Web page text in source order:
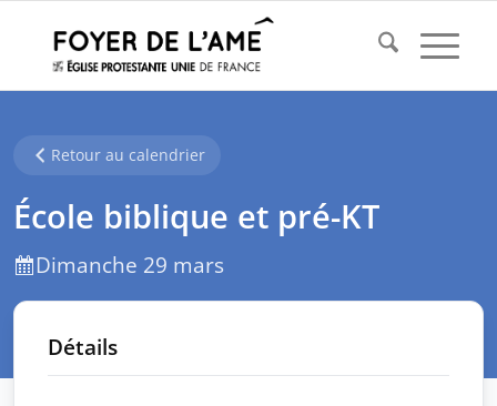
Retour au calendrier
École biblique et pré-KT
Dimanche 29 mars
Détails